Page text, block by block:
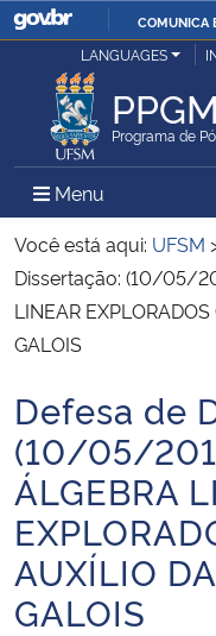
COMUNICA
Ministério da Justiça e
Ministério da Defesa
Ministério das Relações
Ministério da Economia
Ministério da Agricultura,
Ministério da Educação
Ministério da Cidadania
Ministério da Saúde
LANGUAGES
Programa de
Menu Menu
Você está aqui: UFSM
Dissertação: (10/05/
LINEAR
GALOIS
Início do conteúdo
Defesa de
(10/05/
ÁLGEBRA
AUXÍLIO
GALOIS